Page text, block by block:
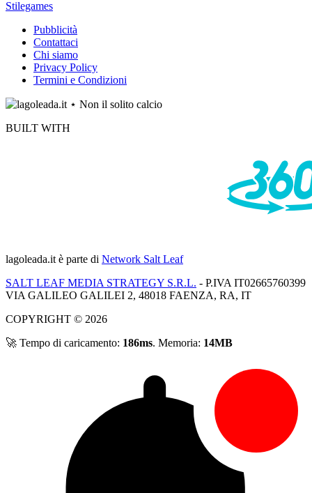
Stilegames
Pubblicità
Contattaci
Chi siamo
Privacy Policy
Termini e Condizioni
BUILT WITH
lagoleada.it è parte di Network Salt Leaf
SALT LEAF MEDIA STRATEGY S.R.L. - P.IVA IT02665760399
VIA GALILEO GALILEI 2, 48018 FAENZA, RA, IT
COPYRIGHT © 2026
🚀 Tempo di caricamento: 186ms. Memoria: 14MB